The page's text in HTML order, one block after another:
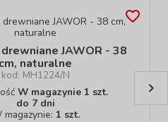
JAWOR - 38
cm, naturalne
kod: MH1224/N
W magazynie 1 szt.
do 7 dni
magazynie: 1 szt.